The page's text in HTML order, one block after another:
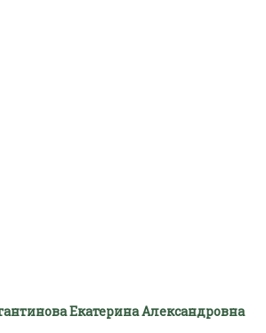
Екатерина Александровна